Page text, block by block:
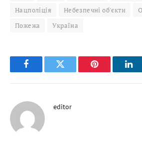
Нацполіція
Небезпечні об'єкти
Пожежа
Україна
FacebookTwitter Pinterest
editor